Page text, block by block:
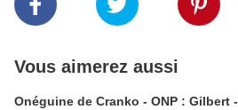
Vous aimerez aussi
Onéguine de Cranko - ONP : Gilbert -